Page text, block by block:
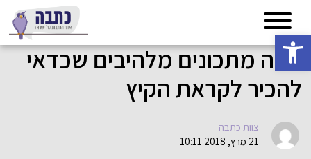
פתח סרגל נגישות
כמה מתכונים מלהיבים שכדאי
להכיר לקראת הקיץ
צוות כתבה
21 מרץ, 2018 10:11